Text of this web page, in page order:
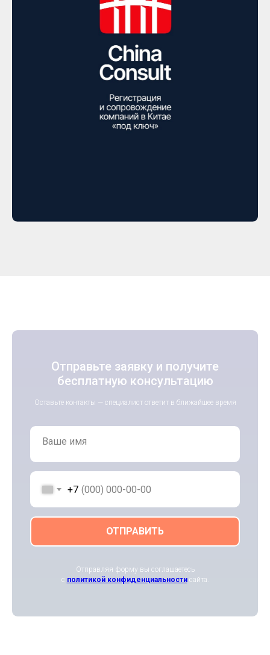
Отправьте заявку и получите
бесплатную консультацию
Оставьте контакты — специалист ответит в ближайшее время
Ваше имя
+7
ОТПРАВИТЬ
Отправляя форму вы соглашаетесь
с политикой конфиденциальности сайта.